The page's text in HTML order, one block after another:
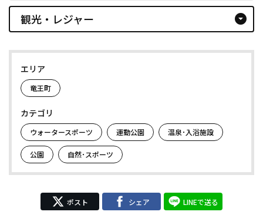
観光・レジャー arrow_drop_down_circle
エリア
竜王町
カテゴリ
ウォータースポーツ 運動公園 温泉･入浴施設
公園 自然･スポーツ
ポスト シェア LINEで送る